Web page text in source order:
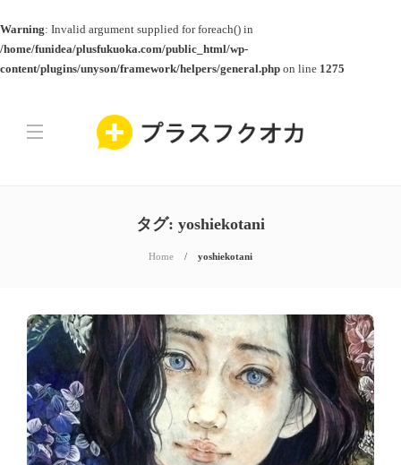
Warning: Invalid argument supplied for foreach() in
/home/funidea/plusfukuoka.com/public_html/wp-
content/plugins/unyson/framework/helpers/general.php on line 1275
タグ: yoshiekotani
Home yoshiekotani